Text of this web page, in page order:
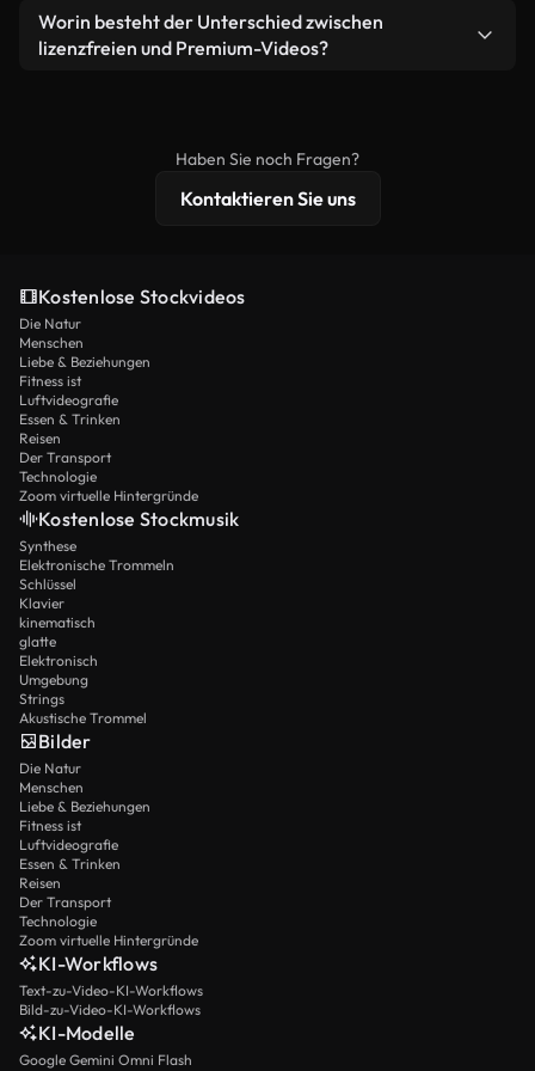
weiterverbreiten.
Videomaterial.
Ja. Sie dürfen unsere Videos gerne kürzen,
bearbeiten oder neu zusammenstellen. Achten Sie
Worin besteht der Unterschied zwischen
lizenzfreien und Premium-Videos?
erweiterten Lizenzschutz bieten.
Haben Sie noch Fragen?
Kontaktieren Sie uns
Kostenlose Stockvideos
Die Natur
Menschen
Liebe & Beziehungen
Fitness ist
Luftvideografie
Essen & Trinken
Reisen
Der Transport
Technologie
Zoom virtuelle Hintergründe
Kostenlose Stockmusik
Synthese
Elektronische Trommeln
Schlüssel
Klavier
kinematisch
glatte
Elektronisch
Umgebung
Strings
Akustische Trommel
Bilder
Die Natur
Menschen
Liebe & Beziehungen
Fitness ist
Luftvideografie
Essen & Trinken
Reisen
Der Transport
Technologie
Zoom virtuelle Hintergründe
KI-Workflows
Text-zu-Video-KI-Workflows
Bild-zu-Video-KI-Workflows
KI-Modelle
Google Gemini Omni Flash